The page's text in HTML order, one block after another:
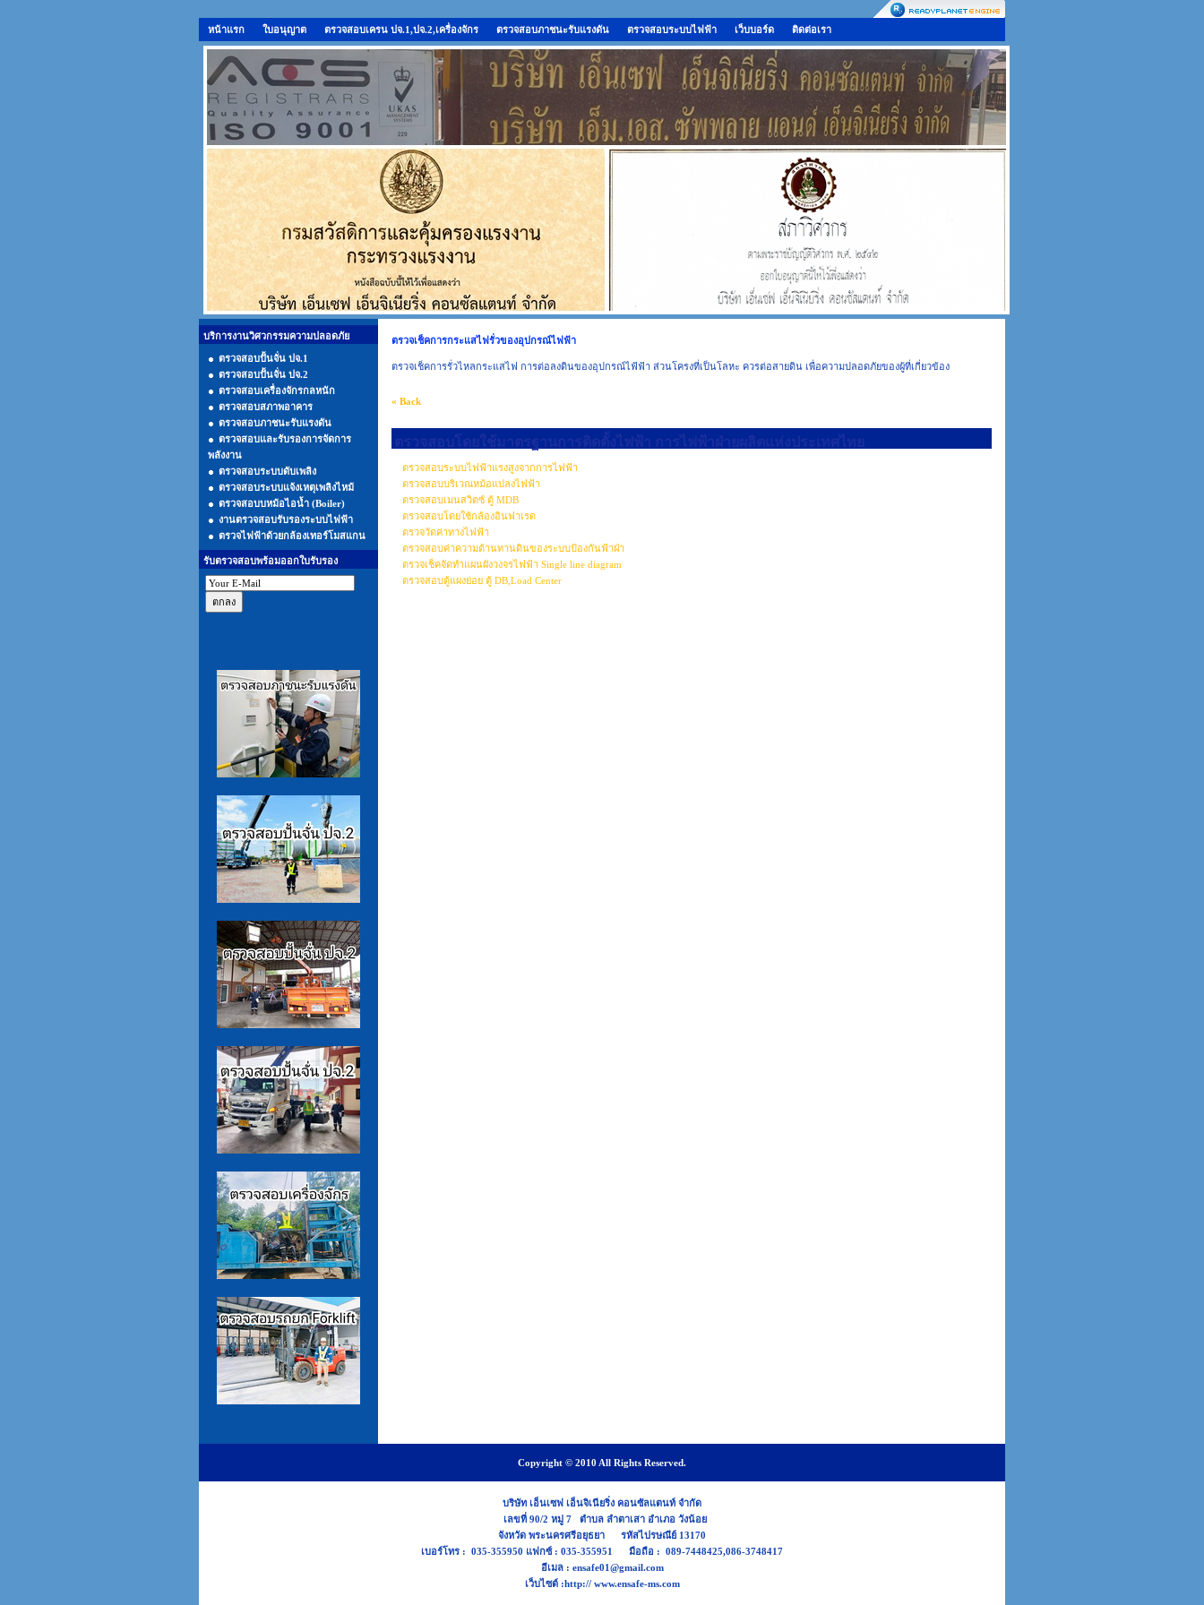
หน้าแรก ใบอนุญาต ตรวจสอบเครน ปจ.1,ปจ.2,เครื่องจักร ตรวจสอบภาชนะรับแรงดัน ตรวจสอบระบบไฟฟ้า เว็บบอร์ด ติดต่อเรา
บริการงานวิศวกรรมความปลอดภัย
ตรวจสอบปั้นจั่น ปจ.1
ตรวจสอบปั้นจั่น ปจ.2
ตรวจสอบเครื่องจักรกลหนัก
ตรวจสอบสภาพอาคาร
ตรวจสอบภาชนะรับแรงดัน
ตรวจสอบและรับรองการจัดการ
พลังงาน
ตรวจสอบระบบดับเพลิง
ตรวจสอบระบบแจ้งเหตุเพลิงไหม้
ตรวจสอบบหม้อไอน้ำ (Boiler)
งานตรวจสอบรับรองระบบไฟฟ้า
ตรวจไฟฟ้าด้วยกล้องเทอร์โมสแกน
รับตรวจสอบพร้อมออกใบรับรอง
ตรวจเช็คการกระแสไฟรั่วของอุปกรณ์ไฟฟ้า
ตรวจเช็คการรั่วไหลกระแสไฟ การต่อลงดินของอุปกรณ์ไฟ้ฟ้า ส่วนโครงที่เป็นโลหะ ควรต่อสายดิน เพื่อความปลอดภัยของผู้ที่เกี่ยวข้อง
« Back
ตรวจสอบโดยใช้มาตรฐานการติดตั้งไฟฟ้า การไฟฟ้าฝ่ายผลิตแห่งประเทศไทย
ตรวจสอบระบบไฟฟ้าแรงสูงจากการไฟฟ้า
ตรวจสอบบริเวณหม้อแปลงไฟฟ้า
ตรวจสอบเมนสวิตซ์ ตู้ MDB
ตรวจสอบโดยใช้กล้องอินฟาเรด
ตรวจวัดค่าทางไฟฟ้า
ตรวจสอบค่าความต้านทานดินของระบบป้องกันฟ้าฝ่า
ตรวจเช็คจัดทำแผนผังวงจรไฟฟ้า Single line diagram
ตรวจสอบตู้แผงย่อย ตู้ DB,Load Center
Copyright © 2010 All Rights Reserved.
บริษัท เอ็นเซฟ เอ็นจิเนียริ่ง คอนซัลแตนท์ จำกัด
เลขที่ 90/2 หมู่ 7 ตำบล ลำตาเสา อำเภอ วังน้อย
จังหวัด พระนครศรีอยุธยา รหัสไปรษณีย์ 13170
เบอร์โทร : 035-355950 แฟกซ์ : 035-355951 มือถือ : 089-7448425,086-3748417
อีเมล : ensafe01@gmail.com
เว็บไซต์ :http:// www.ensafe-ms.com